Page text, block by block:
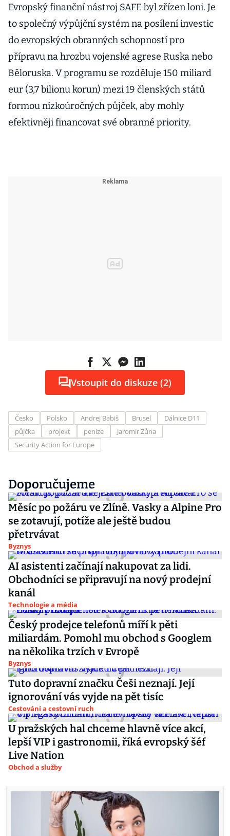
Evropský finanční nástroj SAFE byl zřízen loni. Je
to společný výpůjční systém na posílení investic
do evropských obranných schopností pro
přípravu na hrozbu vojenské agrese Ruska nebo
Běloruska. V programu se rozděluje 150 miliard
eur (3,7 bilionu korun) mezi 19 členských států
formou nízkoúročných půjček, aby mohly
efektivněji financovat své obranné priority.
Vstoupit do diskuze (2)
Česko Polsko Andrej Babiš Brusel
Dálnice D11
půjčka
projekt peníze
Jaromír Zůna
Security Action for Europe
Doporučujeme
Měsíc po požáru ve Zlíně. Vasky a Alpine Pro
se zotavují, potíže ale ještě budou
přetrvávat
Byznys
AI asistenti začínají nakupovat za lidi.
Obchodníci se připravují na nový prodejní
kanál
Technologie a média
Český prodejce telefonů míří k pěti
miliardám. Pomohl mu obchod s Googlem
na několika trzích v Evropě
Byznys
Tuto dopravní značku Češi neznají. Její
ignorování vás vyjde na pět tisíc
Cestování a cestovní ruch
U pražských hal chceme hlavně více akcí,
lepší VIP i gastronomii, říká evropský šéf
Live Nation
Obchod a služby